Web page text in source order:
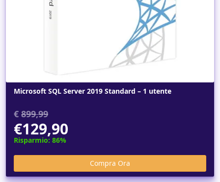
Microsoft SQL Server 2019 Standard – 1 utente
€ 899,99
€129,90
Risparmio: 86%